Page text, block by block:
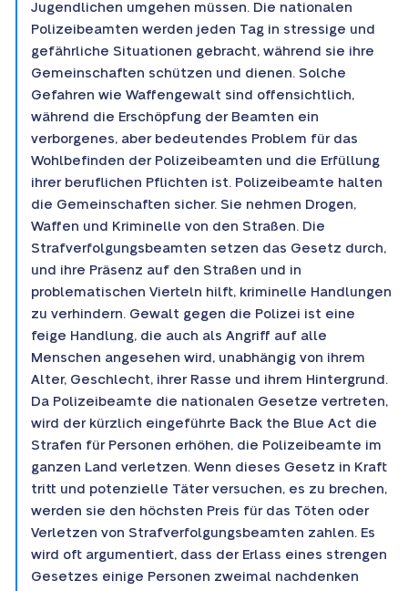
Jugendlichen umgehen müssen. Die nationalen
Polizeibeamten werden jeden Tag in stressige und
gefährliche Situationen gebracht, während sie ihre
Gemeinschaften schützen und dienen. Solche
Gefahren wie Waffengewalt sind offensichtlich,
während die Erschöpfung der Beamten ein
verborgenes, aber bedeutendes Problem für das
Wohlbefinden der Polizeibeamten und die Erfüllung
ihrer beruflichen Pflichten ist. Polizeibeamte halten
die Gemeinschaften sicher. Sie nehmen Drogen,
Waffen und Kriminelle von den Straßen. Die
Strafverfolgungsbeamten setzen das Gesetz durch,
und ihre Präsenz auf den Straßen und in
problematischen Vierteln hilft, kriminelle Handlungen
zu verhindern. Gewalt gegen die Polizei ist eine
feige Handlung, die auch als Angriff auf alle
Menschen angesehen wird, unabhängig von ihrem
Alter, Geschlecht, ihrer Rasse und ihrem Hintergrund.
Da Polizeibeamte die nationalen Gesetze vertreten,
wird der kürzlich eingeführte Back the Blue Act die
Strafen für Personen erhöhen, die Polizeibeamte im
ganzen Land verletzen. Wenn dieses Gesetz in Kraft
tritt und potenzielle Täter versuchen, es zu brechen,
werden sie den höchsten Preis für das Töten oder
Verletzen von Strafverfolgungsbeamten zahlen. Es
wird oft argumentiert, dass der Erlass eines strengen
Gesetzes einige Personen zweimal nachdenken